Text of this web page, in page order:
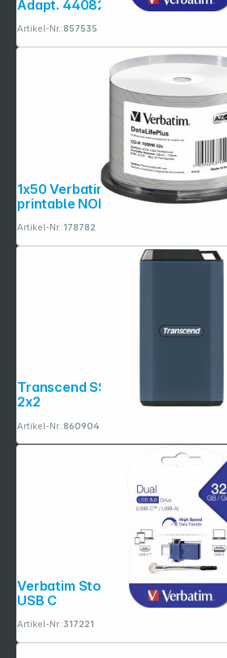
Adapt. 44082
Artikel-Nr.:857535
1x50 Verbatim CD-R 80 / 700MB 52x white wide
printable NON-ID
Artikel-Nr.:178782
Transcend SSD ESD410C 4TB USB-C USB 3.2 Gen
2x2
Artikel-Nr.:860904
Verbatim Store n Go 32GB Dual Drive USB 3.0 /
USB C
Artikel-Nr.:317221